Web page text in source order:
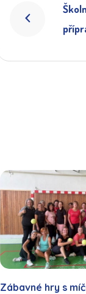
Zábavné hry s